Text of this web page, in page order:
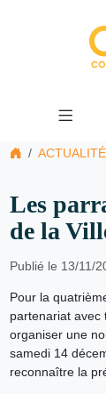
Les
de la
Publié le 13/11/
Pour la
partenariat avec
organiser une
samedi 14
reconnaître la